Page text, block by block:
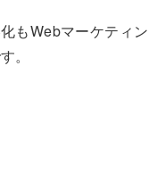
もWebマーケティン
。